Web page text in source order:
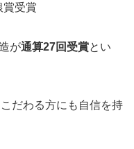
賞受賞
が通算27回受賞とい
だわる方にも自信を持